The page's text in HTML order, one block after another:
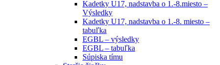
Kadetky U17, nadstavba o 1.-8.miesto –
Výsledky
Kadetky U17, nadstavba o 1.-8. miesto –
tabuľka
EGBL – výsledky
EGBL – tabuľka
Súpiska tímu